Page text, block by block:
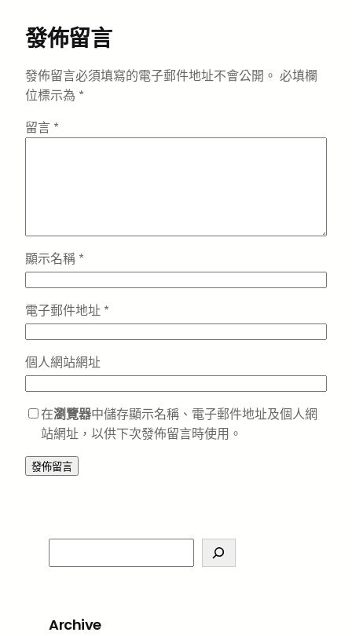
發佈留言
發佈留言必須填寫的電子郵件地址不會公開。 必填欄
位標示為 *
留言 *
顯示名稱 *
電子郵件地址 *
個人網站網址
在瀏覽器中儲存顯示名稱、電子郵件地址及個人網
站網址，以供下次發佈留言時使用。
e
c
Archive